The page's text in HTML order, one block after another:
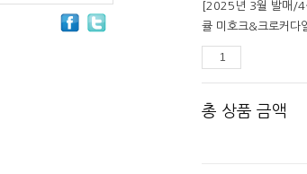
[2025년 3월 발매/
큘 미호크&크로커다
총 상품 금액